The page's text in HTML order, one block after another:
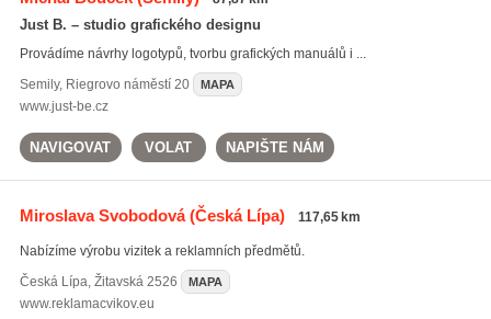
Just B. – studio grafického designu
Provádíme návrhy logotypů, tvorbu grafických manuálů i ...
Semily, Riegrovo náměstí 20 MAPA
www.just-be.cz
NAVIGOVAT VOLAT NAPIŠTE NÁM
Miroslava Svobodová(Česká Lípa) 117,65 km
Nabízíme výrobu vizitek a reklamních předmětů.
Česká Lípa, Žitavská 2526 MAPA
www.reklamacvikov.eu